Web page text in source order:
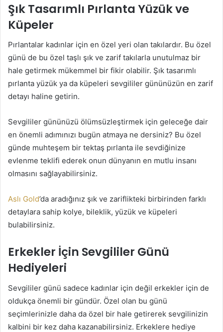
Şık Tasarımlı Pırlanta Yüzük ve
Küpeler
Pırlantalar kadınlar için en özel yeri olan takılardır. Bu özel
günü de bu özel taşlı şık ve zarif takılarla unutulmaz bir
hale getirmek mükemmel bir fikir olabilir. Şık tasarımlı
pırlanta yüzük ya da küpeleri sevgililer gününüzün en zarif
detayı haline getirin.
Sevgililer gününüzü ölümsüzleştirmek için geleceğe dair
en önemli adımınızı bugün atmaya ne dersiniz? Bu özel
günde muhteşem bir tektaş pırlanta ile sevdiğinize
evlenme teklifi ederek onun dünyanın en mutlu insanı
olmasını sağlayabilirsiniz.
Aslı Gold’da aradığınız şık ve zariflikteki birbirinden farklı
detaylara sahip kolye, bileklik, yüzük ve küpeleri
bulabilirsiniz.
Erkekler İçin Sevgililer Günü
Hediyeleri
Sevgililer günü sadece kadınlar için değil erkekler için de
oldukça önemli bir gündür. Özel olan bu günü
seçimlerinizle daha da özel bir hale getirerek sevgilinizin
kalbini bir kez daha kazanabilirsiniz. Erkeklere hediye